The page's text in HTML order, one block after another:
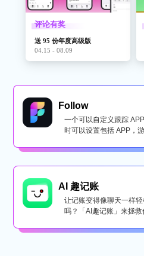
评论有奖
送 95 份年度高级版
04.15 - 08.09
Follow
一个可以自定义跟踪
时可以设置包括 APP，
AI 趣记账
让记账变得像聊天一样
吗？「AI趣记账」来拯